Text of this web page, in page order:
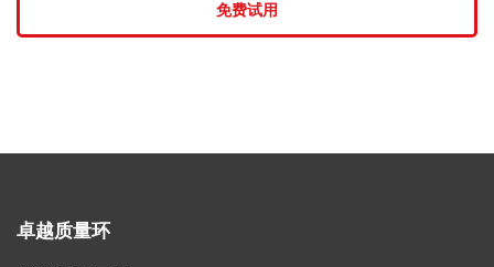
免费试用
卓越质量环